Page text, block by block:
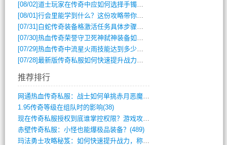
[08/02]道士玩家在传奇中应如何选择手镯装备？
[08/01]行会里能学到什么？这份攻略带你全掌握
[07/31] 白蛇传奇装备格激活任务具体步骤是什么？如何完成？
[07/30]热血传奇荣誉守卫死神弑神装备如何获取与佩戴攻略？
[07/29]热血传奇中流星火雨技能达到多少级可以开始练装备？
[07/28]最新版传奇私服如何快速提升战力与获取稀有装备？
推荐排行
网通热血传奇私服：战士如何单挑赤月恶魔？(311)
1.95传奇等级在组队时的影响(38)
现在传奇私服授权到底谁掌控权限？游戏攻略(789)
赤壁传奇私服：小怪也能爆极品装备？(489)
玛法勇士攻略秘笈：如何快速提升战力，称霸(717)